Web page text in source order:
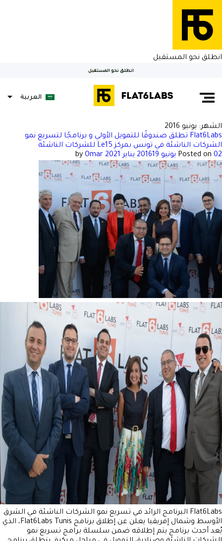
انطلق نحو المستقبل
انطلق نحو المستقبل
العربية
الشهر: يونيو 2016
Flat6Labs تطلق صندوقًا للتمويل الأولي و برنامجًا لتسريع نمو
الشركات الناشئة في تونس بمركز Le15 للشركات الناشئة
Posted on 02 يونيو 2016 19 يناير 2021 Omar
Flat6Labs البرنامج الرائد في تسريع نمو الشركات الناشئة في الشرق
الأوسط وشمال إفريقيا يعلن عن إطلاق برنامج Flat6Labs Tunis، الذي
يُعد أحدث برنامج يتم إطلاقه ضمن سلسلة برامج تسريع نمو